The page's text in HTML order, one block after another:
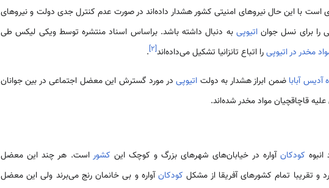
با این حال نیروهای امنیتی کشور هشدار داده‌اند در صورت عدم کنترل جدی دولت و نیروهای
را برای نسل جواناتیوپی به دنبال داشته باشد. براساس اسناد منتشره توسط ویکی لیکس طی
مخدر در اتیوپیرا اتباع تانزانیا تشکیل می‌داده‌اند[۲]
.
آدیس آبابا ضمن ابراز هشدار به دولت اتیوپیدر مورد گسترش این معضل اجتماعی در بین جوانان
قاچاقچیان مواد مخدر شده‌اند.
کودکان آواره در خیابان‌های شهرهای بزرگ و کوچک این کشور است. هر چند این معضل
و تقریبا تمام کشورهای آفریقا از مشکل کودکانآواره و بی خانمان رنج می‌برند ولی این معضل